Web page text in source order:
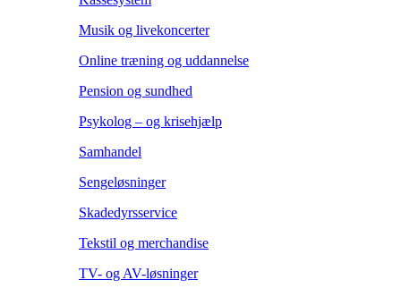
Musik og livekoncerter
Online træning og uddannelse
Pension og sundhed
Psykolog – og krisehjælp
Samhandel
Sengeløsninger
Skadedyrsservice
Tekstil og merchandise
TV- og AV-løsninger